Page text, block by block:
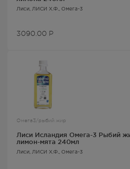
Лиси , ЛИСИ Х.Ф., Омега-3
3090.00 Р
Омега3/рыбий жир
Лиси Исландия Омега-3 Рыбий
лимон-мята 240мл
Лиси , ЛИСИ Х.Ф., Омега-3